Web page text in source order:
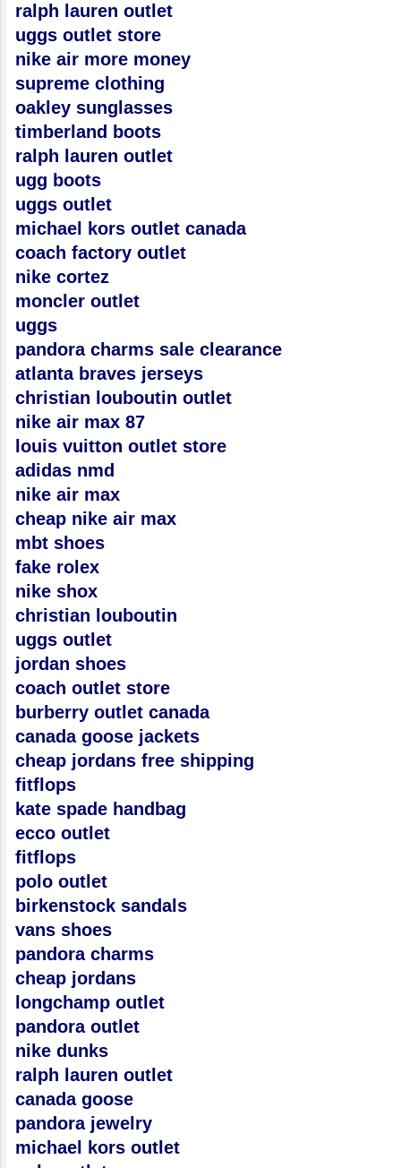
ralph lauren outlet
uggs outlet store
nike air more money
supreme clothing
oakley sunglasses
timberland boots
ralph lauren outlet
ugg boots
uggs outlet
michael kors outlet canada
coach factory outlet
nike cortez
moncler outlet
uggs
pandora charms sale clearance
atlanta braves jerseys
christian louboutin outlet
nike air max 87
louis vuitton outlet store
adidas nmd
nike air max
cheap nike air max
mbt shoes
fake rolex
nike shox
christian louboutin
uggs outlet
jordan shoes
coach outlet store
burberry outlet canada
canada goose jackets
cheap jordans free shipping
fitflops
kate spade handbag
ecco outlet
fitflops
polo outlet
birkenstock sandals
vans shoes
pandora charms
cheap jordans
longchamp outlet
pandora outlet
nike dunks
ralph lauren outlet
canada goose
pandora jewelry
michael kors outlet